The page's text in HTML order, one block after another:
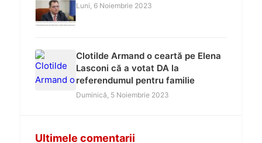
Luni, 6 Noiembrie 2023
Clotilde Armand o ceartă pe Elena
Lasconi că a votat DA la
referendumul pentru familie
Duminică, 5 Noiembrie 2023
Ultimele comentarii